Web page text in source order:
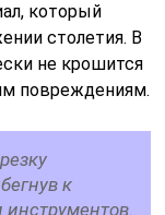
который
столетия. В
не крошится
повреждениям.
к